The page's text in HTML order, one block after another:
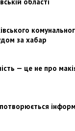
за хабар
— це не про